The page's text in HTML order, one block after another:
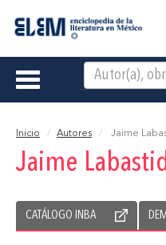
Toggle
Inicio Autores Jaime
Jaime
CATÁLOGO INBA